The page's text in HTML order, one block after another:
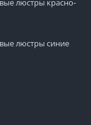
люстры красно-
люстры синие